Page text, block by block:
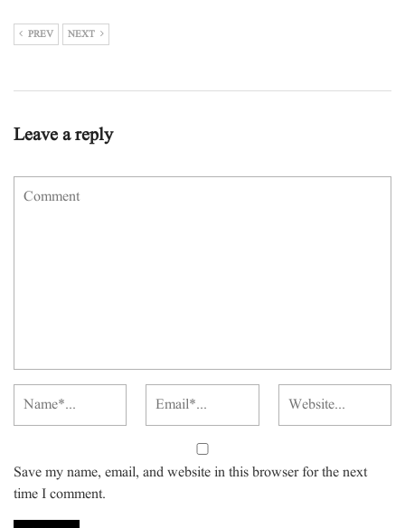
PREV NEXT
Leave a reply
Save my name, email, and website in this browser for the next
time I comment.